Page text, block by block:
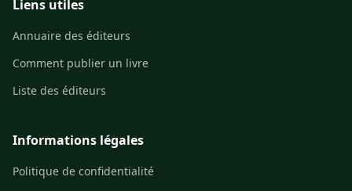
Liens utiles
Annuaire des éditeurs
Comment publier un livre
Liste des éditeurs
Informations légales
Politique de confidentialité